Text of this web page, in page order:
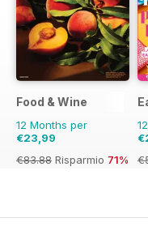
Food & Wine
12 Months per
€23,99
€83.88 Risparmio 71%